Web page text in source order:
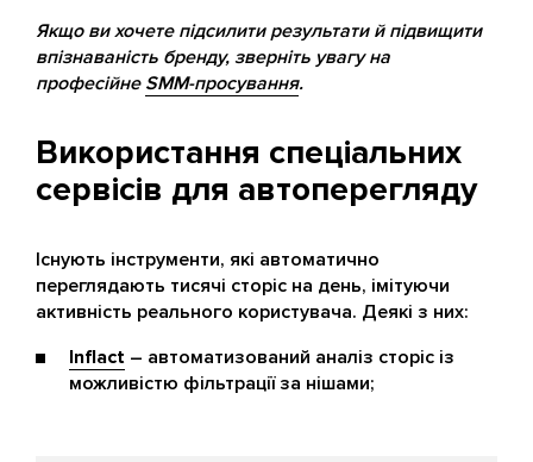
Якщо ви хочете підсилити результати й підвищити
впізнаваність бренду, зверніть увагу на
професійне SMM-просування.
Використання спеціальних
сервісів для автоперегляду
Існують інструменти, які автоматично
переглядають тисячі сторіс на день, імітуючи
активність реального користувача. Деякі з них:
Inflact – автоматизований аналіз сторіс із
можливістю фільтрації за нішами;